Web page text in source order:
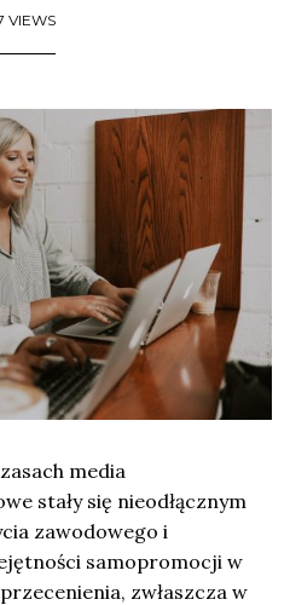
VIEWS
media
stały się nieodłącznym
zawodowego i
samopromocji w
zwłaszcza w